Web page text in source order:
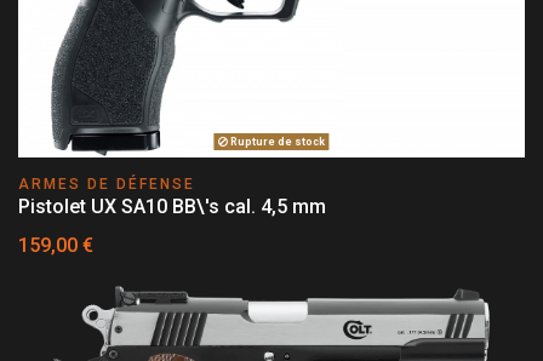
Rupture de stock
ARMES DE DÉFENSE
Pistolet UX SA10 BB\'s cal. 4,5 mm
159,00 €